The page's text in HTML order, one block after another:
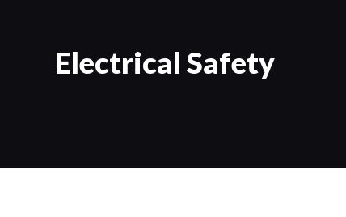
Electrical Safety